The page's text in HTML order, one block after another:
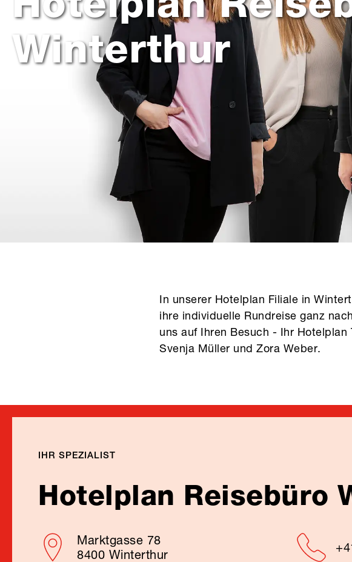
Winterthur
In unserer Hotelplan Filiale in
ihre individuelle Rundreise ganz
uns auf Ihren Besuch - Ihr
Svenja Müller und Zora Weber.
IHR SPEZIALIST
Hotelplan Reisebüro
Marktgasse 78
8400 Winterthur